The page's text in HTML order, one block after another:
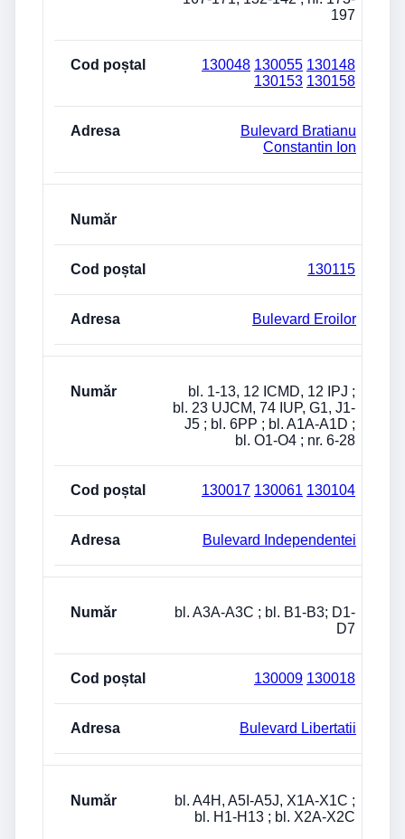
197
130048 130055 130148
130153 130158
Bulevard Bratianu
Constantin Ion
130115
Bulevard Eroilor
bl. 1-13, 12 ICMD, 12 IPJ ;
bl. 23 UJCM, 74 IUP, G1, J1-
J5 ; bl. 6PP ; bl. A1A-A1D ;
bl. O1-O4 ; nr. 6-28
130017 130061 130104
Bulevard Independentei
bl. A3A-A3C ; bl. B1-B3; D1-
D7
130009 130018
Bulevard Libertatii
bl. A4H, A5I-A5J, X1A-X1C ;
bl. H1-H13 ; bl. X2A-X2C